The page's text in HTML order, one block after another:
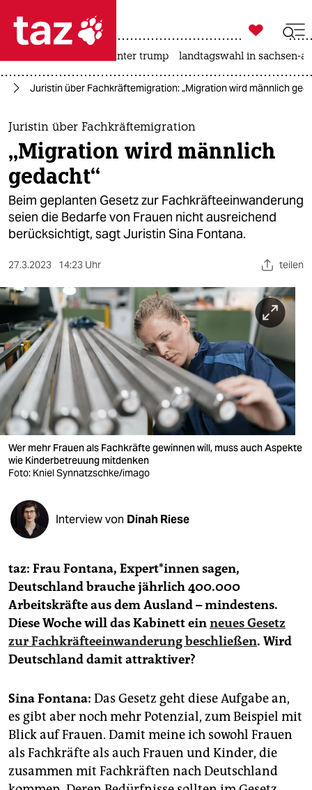
 taz zahl ich
taz zahl ich
themen
politik
öko
gesellschaft
sport
berlin
nord
wahrheit
verlag
verlag
veranstaltungen
fragen & hilfe
abo
genossenschaft
epaper login

taz zahl ich
usa unter trump landtagswahl in sachsen-
Juristin über Fachkräftemigration: „Migration wird männlich
Juristin über Fachkräftemigration
„Migration wird männlich
gedacht“
Beim geplanten Gesetz zur Fachkräfteeinwanderung
seien die Bedarfe von Frauen nicht ausreichend
berücksichtigt, sagt Juristin Sina Fontana.
27.3.2023 14:23 Uhr teilen
Wer mehr Frauen als Fachkräfte gewinnen will, muss auch Aspekte
wie Kinderbetreuung mitdenken
Foto: Kniel Synnatzschke/imago
Interview von Dinah Riese
taz: Frau Fontana, Ex­per­t*in­nen sagen,
Deutschland brauche jährlich 400.000
Arbeitskräfte aus dem Ausland – mindestens.
Diese Woche will das Kabinett einneues Gesetz
zur Fachkräfteeinwanderung beschließen. Wird
Deutschland damit attraktiver?
Sina Fontana: Das Gesetz geht diese Aufgabe an,
es gibt aber noch mehr Potenzial, zum Beispiel mit
Blick auf Frauen. Damit meine ich sowohl Frauen
als Fachkräfte als auch Frauen und Kinder, die
zusammen mit Fachkräften nach Deutschland